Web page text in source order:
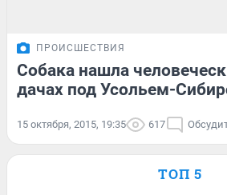
ПРОИСШЕСТВИЯ
Собака нашла
дачах под Усольем-
15 октября, 2015, 19:35 617
ТОП 5